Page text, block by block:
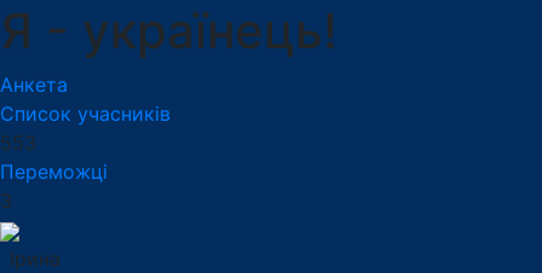
Я - українець!
Анкета
Список учасників
553
Переможці
3
Ірина